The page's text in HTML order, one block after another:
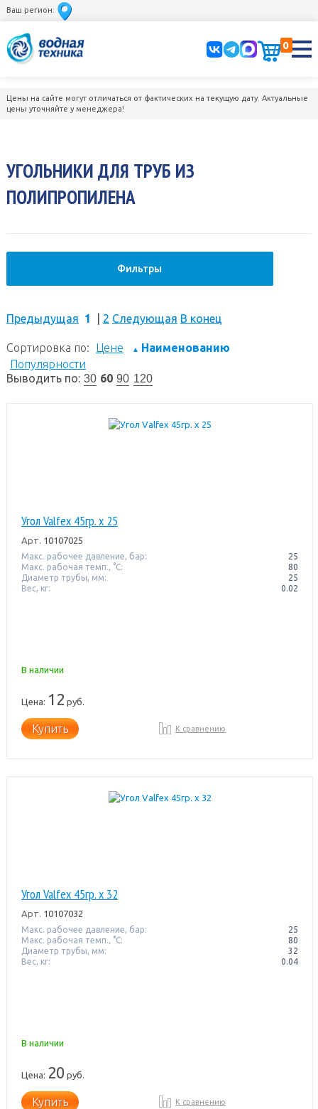
Ваш регион:
0
Цены на сайте могут отличаться от фактических на текущую дату. Актуальные
цены уточняйте у менеджера!
УГОЛЬНИКИ ДЛЯ ТРУБ ИЗ
ПОЛИПРОПИЛЕНА
Фильтры
Предыдущая 1 2 Следующая В конец
Сортировка по: Цене ▲ Наименованию
Популярности
Выводить по: 30 60 90 120
Угол Valfex 45гр. х 25
Арт. 10107025
Макс. рабочее давление, бар:
25
Макс. рабочая темп., °С:
80
Диаметр трубы, мм:
25
Вес, кг:
0.02
В наличии
Цена: 12 руб.
Купить К сравнению
Угол Valfex 45гр. х 32
Арт. 10107032
Макс. рабочее давление, бар:
25
Макс. рабочая темп., °С:
80
Диаметр трубы, мм:
32
Вес, кг:
0.04
В наличии
Цена: 20 руб.
Купить К сравнению